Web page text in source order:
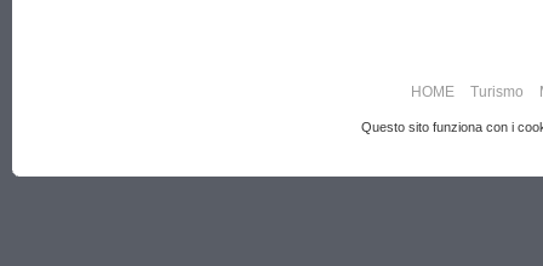
HOME Turismo
Questo sito funziona con i